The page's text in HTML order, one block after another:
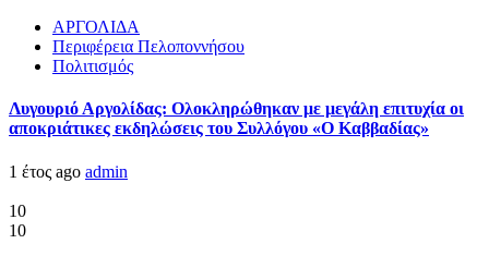
ΑΡΓΟΛΙΔΑ
Περιφέρεια Πελοποννήσου
Πολιτισμός
Λυγουριό Αργολίδας: Ολοκληρώθηκαν με μεγάλη επιτυχία οι
αποκριάτικες εκδηλώσεις του Συλλόγου «Ο Καββαδίας»
1 έτος ago admin
10
10